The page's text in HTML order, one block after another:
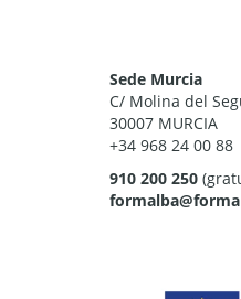
Sede Murcia
C/ Molina del
30007 MURCIA
+34 968 24 00 88
910 200 250